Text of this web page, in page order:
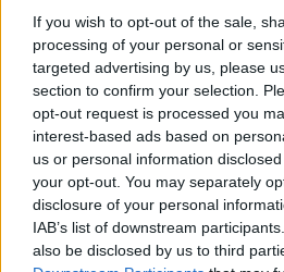
If you wish to opt-out of the sale,
processing of your personal or
targeted advertising by us, please
section to confirm your selection.
opt-out request is processed you
interest-based ads based on
us or personal information
your opt-out. You may separately
disclosure of your personal
IAB’s list of downstream
also be disclosed by us to third
Παρέμβαση της Ένωσης Ιδιωτικών
Υπαλλήλων Λέσβου για τα
διευρυμένα ωράρια και τις
συνθήκες εργασίας στα εμπορικά
καταστήματα
ΔΡΑΣΕΙΣ
Έκκληση για νέο πυροσβεστικό
όχημα στο Πλωμάρι
Ξεκίνησε εκστρατεία
συγκέντρωσης χρημάτων για την
αγορά νέου πυροσβεστικού
οχήματος 4Χ4